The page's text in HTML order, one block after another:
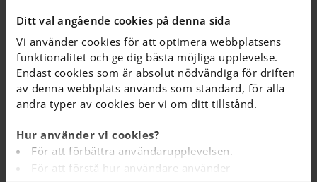
Ditt val angående cookies på denna sida
Vi använder cookies för att optimera webbplatsens
funktionalitet och ge dig bästa möjliga upplevelse.
Endast cookies som är absolut nödvändiga för driften
av denna webbplats används som standard, för alla
andra typer av cookies ber vi om ditt tillstånd.
Hur använder vi cookies?
För att förbättra användarupplevelsen.
För att förstå hur användare använder
denna resa till en strålande framgång. Vänskaperna
som knöts under denna tid sträcker sig bortom
geografiska gränser och påminner oss alla om att farväl
endast är början på livslånga band.
På IES Växjö är troen på språkets transformerande kraft
språkkunskaper utan främjar även en känsla av
kamratskap och äventyr som kommer att driva eleverna